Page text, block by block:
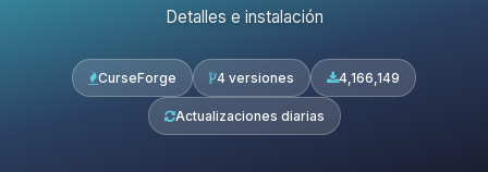
Detalles e instalación
CurseForge 4 versiones 4,166,149
Actualizaciones diarias